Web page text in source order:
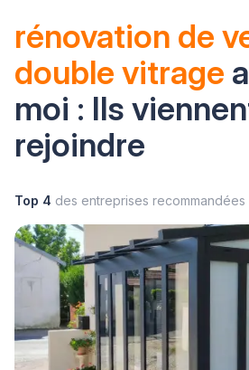
rénovation de
double vitrage
moi : Ils
rejoindre
Top 4 des entreprises